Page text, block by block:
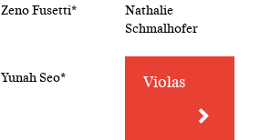
Zeno Fusetti*
Nathalie
Schmalhofer
Yunah Seo* Violas